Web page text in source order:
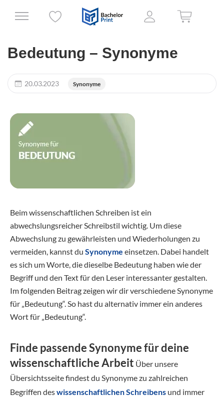
Bedeutung – Synonyme
20.03.2023 Synonyme
Beim wissenschaftlichen Schreiben ist ein
abwechslungsreicher Schreibstil wichtig. Um diese
Abwechslung zu gewährleisten und Wiederholungen zu
vermeiden, kannst du Synonyme einsetzen. Dabei handelt
es sich um Worte, die dieselbe Bedeutung haben wie der
Begriff und den Text für den Leser interessanter gestalten.
Im folgenden Beitrag zeigen wir dir verschiedene Synonyme
für „Bedeutung“. So hast du alternativ immer ein anderes
Wort für „Bedeutung“.
Finde passende Synonyme für deine
wissenschaftliche Arbeit Über unsere
Übersichtsseite findest du Synonyme zu zahlreichen
Begriffen deswissenschaftlichen Schreibens und immer